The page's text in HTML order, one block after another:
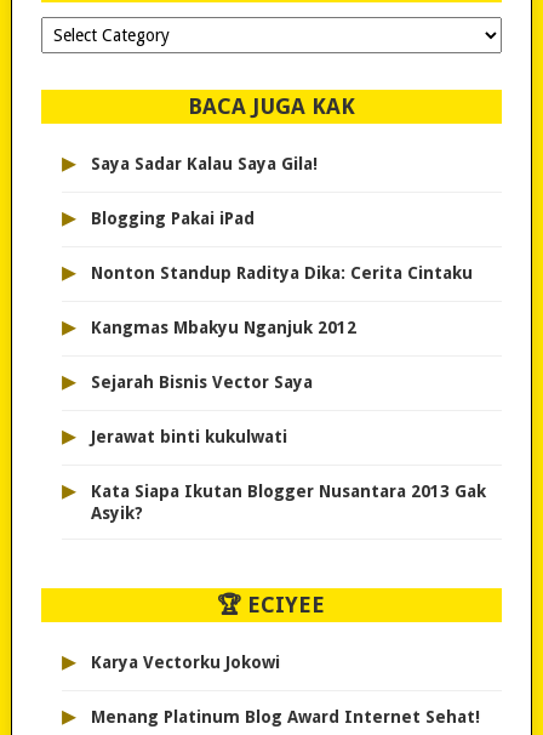
Dipilih-
dipilih..
BACA JUGA KAK
▸ Saya Sadar Kalau Saya Gila!
▸ Blogging Pakai iPad
▸ Nonton Standup Raditya Dika: Cerita Cintaku
▸ Kangmas Mbakyu Nganjuk 2012
▸ Sejarah Bisnis Vector Saya
▸ Jerawat binti kukulwati
▸
Kata Siapa Ikutan Blogger Nusantara 2013 Gak
Asyik?
🏆 ECIYEE
▸ Karya Vectorku Jokowi
▸ Menang Platinum Blog Award Internet Sehat!